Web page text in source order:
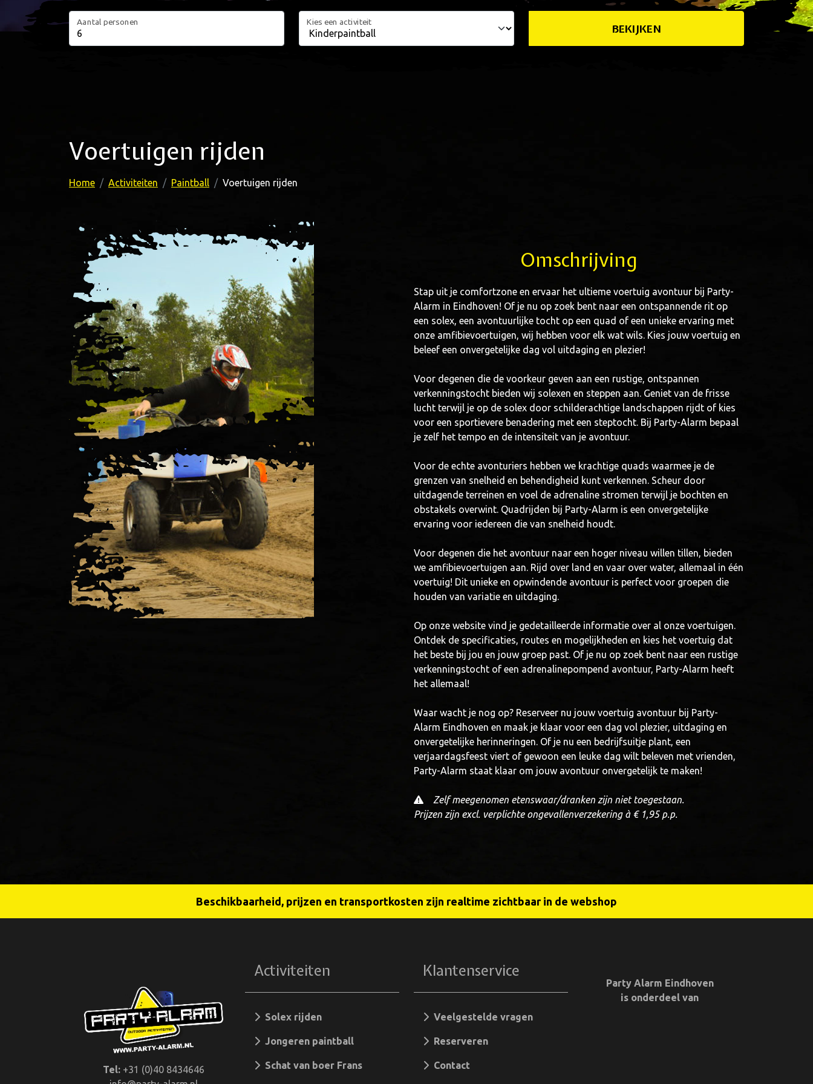
Aantal personen Kies een activiteit BEKIJKEN
Voertuigen rijden
Home Activiteiten Paintball Voertuigen rijden
Omschrijving
Stap uit je comfortzone en ervaar het ultieme voertuig avontuur bij Party-
Alarm in Eindhoven! Of je nu op zoek bent naar een ontspannende rit op
een solex, een avontuurlijke tocht op een quad of een unieke ervaring met
onze amfibievoertuigen, wij hebben voor elk wat wils. Kies jouw voertuig en
beleef een onvergetelijke dag vol uitdaging en plezier!
Voor degenen die de voorkeur geven aan een rustige, ontspannen
verkenningstocht bieden wij solexen en steppen aan. Geniet van de frisse
lucht terwijl je op de solex door schilderachtige landschappen rijdt of kies
voor een sportievere benadering met een steptocht. Bij Party-Alarm bepaal
je zelf het tempo en de intensiteit van je avontuur.
Voor de echte avonturiers hebben we krachtige quads waarmee je de
grenzen van snelheid en behendigheid kunt verkennen. Scheur door
uitdagende terreinen en voel de adrenaline stromen terwijl je bochten en
obstakels overwint. Quadrijden bij Party-Alarm is een onvergetelijke
ervaring voor iedereen die van snelheid houdt.
Voor degenen die het avontuur naar een hoger niveau willen tillen, bieden
we amfibievoertuigen aan. Rijd over land en vaar over water, allemaal in één
voertuig! Dit unieke en opwindende avontuur is perfect voor groepen die
houden van variatie en uitdaging.
Op onze website vind je gedetailleerde informatie over al onze voertuigen.
Ontdek de specificaties, routes en mogelijkheden en kies het voertuig dat
het beste bij jou en jouw groep past. Of je nu op zoek bent naar een rustige
verkenningstocht of een adrenalinepompend avontuur, Party-Alarm heeft
het allemaal!
Waar wacht je nog op? Reserveer nu jouw voertuig avontuur bij Party-
Alarm Eindhoven en maak je klaar voor een dag vol plezier, uitdaging en
onvergetelijke herinneringen. Of je nu een bedrijfsuitje plant, een
verjaardagsfeest viert of gewoon een leuke dag wilt beleven met vrienden,
Party-Alarm staat klaar om jouw avontuur onvergetelijk te maken!
Zelf meegenomen etenswaar/dranken zijn niet toegestaan.
Prijzen zijn excl. verplichte ongevallenverzekering à € 1,95 p.p.
Beschikbaarheid, prijzen en transportkosten zijn realtime zichtbaar in de webshop
Tel:+31 (0)40 8434646
Activiteiten
Solex rijden
Jongeren paintball
Schat van boer Frans
Klantenservice
Veelgestelde vragen
Reserveren
Contact
Party Alarm Eindhoven
is onderdeel van